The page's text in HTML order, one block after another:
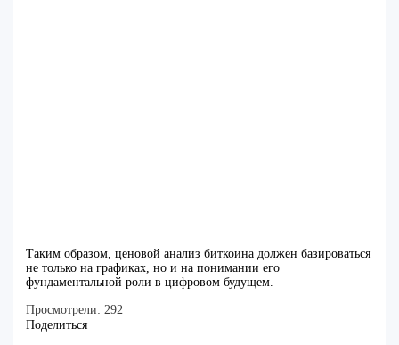
Таким образом, ценовой анализ биткоина должен базироваться
не только на графиках, но и на понимании его
фундаментальной роли в цифровом будущем.
Просмотрели: 292
Поделиться